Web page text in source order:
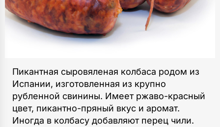
Пикантная сыровяленая колбаса родом из
Испании, изготовленная из крупно
рубленной свинины. Имеет ржаво-красный
цвет, пикантно-пряный вкус и аромат.
Иногда в колбасу добавляют перец чили.